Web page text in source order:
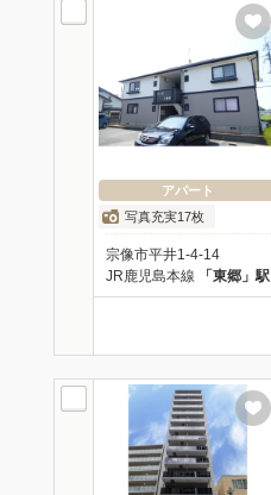
アパート
写真充実17枚
宗像市平井1-4-14
JR鹿児島本線 「東郷」駅